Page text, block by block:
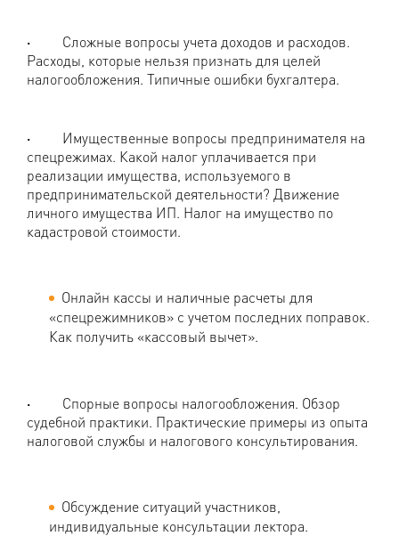
·
Сложные вопросы учета доходов и расходов.
Расходы, которые нельзя признать для целей
налогообложения. Типичные ошибки бухгалтера.
·
Имущественные вопросы предпринимателя на
спецрежимах. Какой налог уплачивается при
реализации имущества, используемого в
предпринимательской деятельности? Движение
личного имущества ИП. Налог на имущество по
кадастровой стоимости.
Онлайн кассы и наличные расчеты для
«спецрежимников» с учетом последних поправок.
Как получить «кассовый вычет».
·
Спорные вопросы налогообложения. Обзор
судебной практики. Практические примеры из опыта
налоговой службы и налогового консультирования.
Обсуждение ситуаций участников,
индивидуальные консультации лектора.